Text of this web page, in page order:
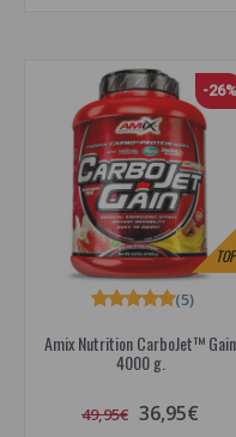
-26%
Amix Nutrition CarboJet™ Gain
4000 g.
(5)
49,95€ 36,95€